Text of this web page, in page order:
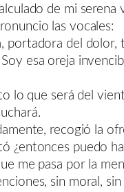
de mi serena
las vocales:
portadora del dolor,
esa oreja
lo que será del
recogió la
¿entonces puedo
me pasa por la
sin moral, sin